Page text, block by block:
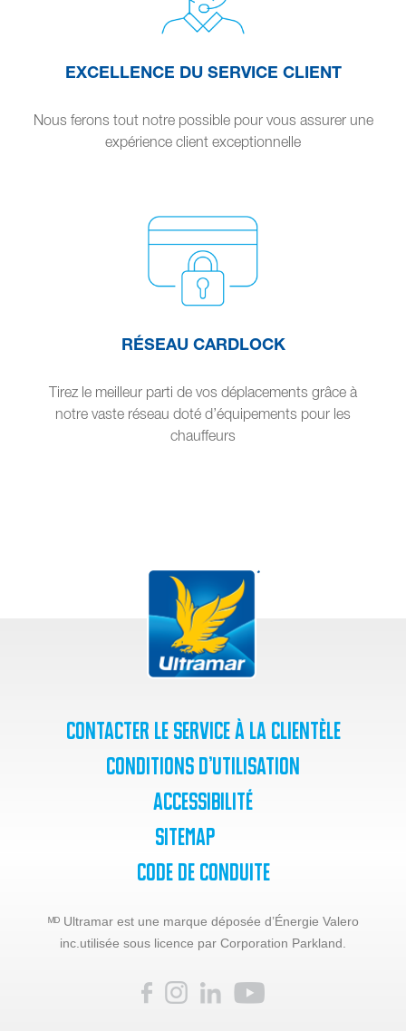
EXCELLENCE DU SERVICE CLIENT
Nous ferons tout notre possible pour vous assurer une
expérience client exceptionnelle
RÉSEAU CARDLOCK
Tirez le meilleur parti de vos déplacements grâce à
notre vaste réseau doté d’équipements pour les
chauffeurs
Contacter le service à la clientèle
Conditions d’utilisation
Accessibilité
SiteMap
Code de Conduite
ᴹᴰ Ultramar est une marque déposée d’Énergie Valero
inc. utilisée sous licence par Corporation Parkland.